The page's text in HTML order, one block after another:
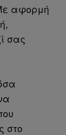
αφορμή
σας
στο